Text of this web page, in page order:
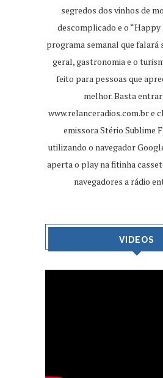
segredos dos vinhos de
descomplicado e o “Happy
programa semanal que falará
geral, gastronomia e o
feito para pessoas que
melhor. Basta
www.relanceradios.com.bre
emissora Stério Sublime
utilizando o navegador
aperta o play na fitinha
navegadores a rádio
VIDEOS